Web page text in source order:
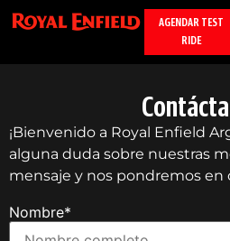
AGENDAR TEST
RIDE
¡Bienvenido a Royal Enfield
alguna duda sobre nuestras
mensaje y nos pondremos en
Nombre*